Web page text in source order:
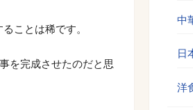
ことは稀です。
を完成させたのだと思
中
日
洋